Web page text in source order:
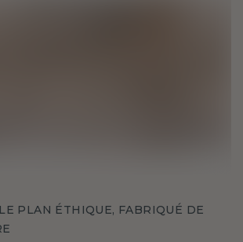
PLAN ÉTHIQUE, FABRIQUÉ DE